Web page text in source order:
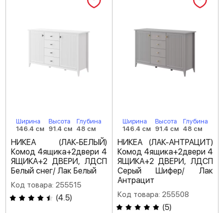
Ширина
146.4 см
Высота
91.4 см
Глубина
48 см
НИКЕА (ЛАК-БЕЛЫЙ)
Комод 4ящика+2двери 4
ЯЩИКА+2 ДВЕРИ, ЛДСП
Белый снег/ Лак Белый
Код товара: 255515
(4.5)
Ширина
146.4 см
Высота
91.4 см
Глубина
48 см
НИКЕА (ЛАК-АНТРАЦИТ)
Комод 4ящика+2двери 4
ЯЩИКА+2 ДВЕРИ, ЛДСП
Серый Шифер/ Лак
Антрацит
Код товара: 255508
(5)